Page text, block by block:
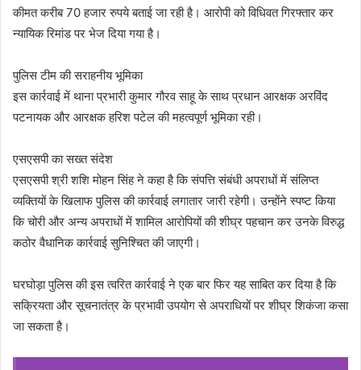
कीमत करीब 70 हजार रुपये बताई जा रही है। आरोपी को विधिवत गिरफ्तार कर
न्यायिक रिमांड पर भेज दिया गया है।
पुलिस टीम की सराहनीय भूमिका
इस कार्रवाई में थाना प्रभारी कुमार गौरव साहू के साथ प्रधान आरक्षक अरविंद
पटनायक और आरक्षक हरिश पटेल की महत्वपूर्ण भूमिका रही।
एसएसपी का सख्त संदेश
एसएसपी श्री शशि मोहन सिंह ने कहा है कि संपत्ति संबंधी अपराधों में संलिप्त
व्यक्तियों के खिलाफ पुलिस की कार्रवाई लगातार जारी रहेगी। उन्होंने स्पष्ट किया
कि चोरी और अन्य अपराधों में शामिल आरोपियों की शीघ्र पहचान कर उनके विरुद्ध
कठोर वैधानिक कार्रवाई सुनिश्चित की जाएगी।
घरघोड़ा पुलिस की इस त्वरित कार्रवाई ने एक बार फिर यह साबित कर दिया है कि
सक्रियता और सूचनातंत्र के प्रभावी उपयोग से अपराधियों पर शीघ्र शिकंजा कसा
जा सकता है।